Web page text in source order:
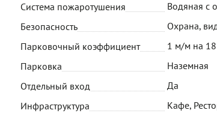
Система пожаротушения
Водяная с
Безопасность
Охрана,
Парковочный коэффициент
1 м/м на
Парковка
Наземная
Отдельный вход
Да
Инфраструктура
Кафе,